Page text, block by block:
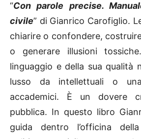
“Con parole precise.
civile” di Gianrico Carofiglio.
chiarire o confondere,
o generare illusioni
linguaggio e della sua qualità
lusso da intellettuali o
accademici. È un dovere
pubblica. In questo libro
guida dentro l’officina